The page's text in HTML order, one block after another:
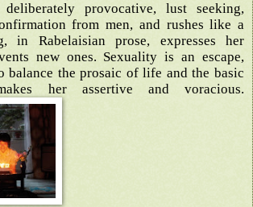
provocative, lust seeking,
from men, and rushes like a
in Rabelaisian prose, expresses her
new ones. Sexuality is an escape,
balance the prosaic of life and the basic
her assertive and voracious.